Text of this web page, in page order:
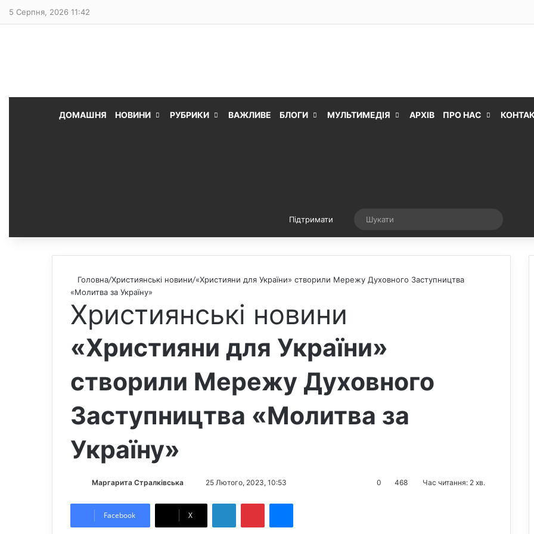
5 Серпня, 2026 11:42
ДОМАШНЯ НОВИНИ РУБРИКИ ВАЖЛИВЕ БЛОГИ МУЛЬТИМЕДІЯ АРХІВ ПРО НАС
Підтримати Випадкова стаття
Головна/Християнські новини/«Християни для України» створили Мережу Духовного Заступництва
«Молитва за Україну»
Християнські новини
«Християни для України»
створили Мережу Духовного
Заступництва «Молитва за
Україну»
Маргарита Стралківська
n
d
25 Лютого, 2023, 10:53 0 468 Час читання: 2 хв.
Facebook X